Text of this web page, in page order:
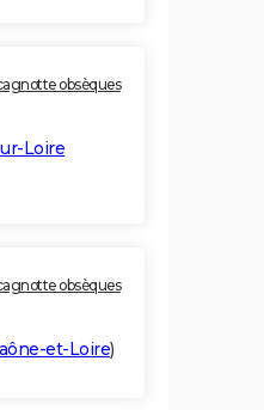
obsèques
Loire
obsèques
et-Loire)